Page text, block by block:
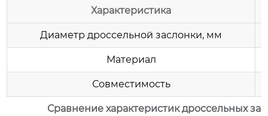
Сравнение характеристик дроссельных
Характеристика
Диаметр дроссельной заслонки, мм
Материал
Совместимость